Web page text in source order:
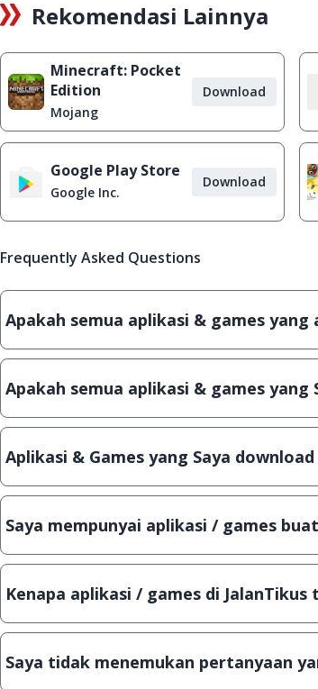
Rekomendasi Lainnya
Minecraft: Pocket
Edition
Mojang
Download
Google Play Store
Google Inc.
Download
Frequently Asked Questions
Apakah semua aplikasi & games
Ya, JalanTikus hanya membagikan aplikasi
Apakah semua aplikasi & games
Ya, JalanTikus selalu melakukan scanning
Aplikasi & Games yang Saya
Meskipun dibagikan secara gratis, namun
Saya mempunyai aplikasi / games
Tentu saja bisa. Silahkan kirim email ke
Kenapa aplikasi / games di
Demi menjaga kualitas aplikasi dan games
Saya tidak menemukan pertanyaan